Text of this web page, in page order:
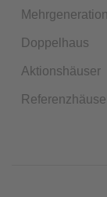
Doppelhaus
Aktionshäuser